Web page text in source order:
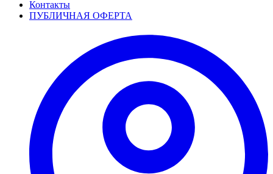
Контакты
ПУБЛИЧНАЯ ОФЕРТА